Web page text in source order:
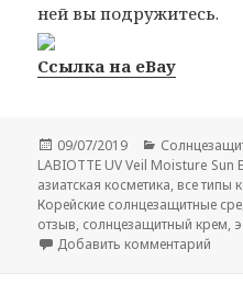
ней вы подружитесь.
Ссылка на eBay
Опубликовано
09/07/2019 Рубрики
LABIOTTE UV Veil Moisture Sun
азиатская косметика, все типы
Корейские солнцезащитные
отзыв, солнцезащитный крем,
Добавить комментарий